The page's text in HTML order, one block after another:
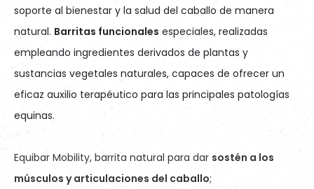
soporte al bienestar y la salud del caballo de manera
natural. Barritas funcionales especiales, realizadas
empleando ingredientes derivados de plantas y
sustancias vegetales naturales, capaces de ofrecer un
eficaz auxilio terapéutico para las principales patologías
equinas.
Equibar Mobility, barrita natural para dar sostén a los
músculos y articulaciones del caballo;